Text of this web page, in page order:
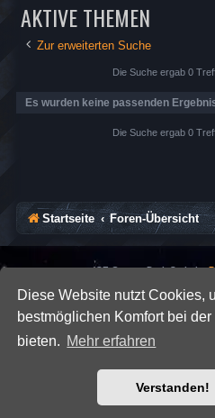
Diese Website nutzt Cookies,
bestmöglichen Komfort bei
bieten. Mehr erfahren
Verstanden!
AKTIVE THEMEN
Zur erweiterten Suche
Die Suche ergab 0
Es wurden keine passenden
Die Suche ergab 0
Startseite Foren-Übersicht
*SE Gamer: Dark Style by
Powered byphpBB ® Forum
Datenschutz